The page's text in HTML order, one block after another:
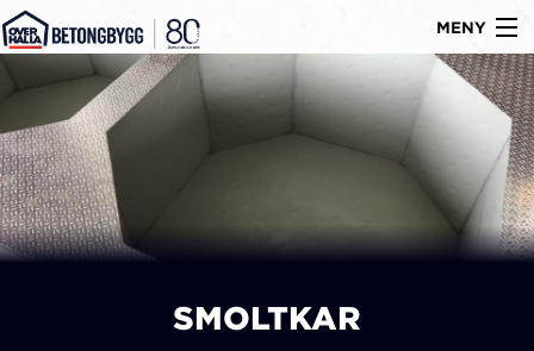
MENY
Om oss
Byggtyper
Produkter
Referanser
innholdet
SMOLTKAR